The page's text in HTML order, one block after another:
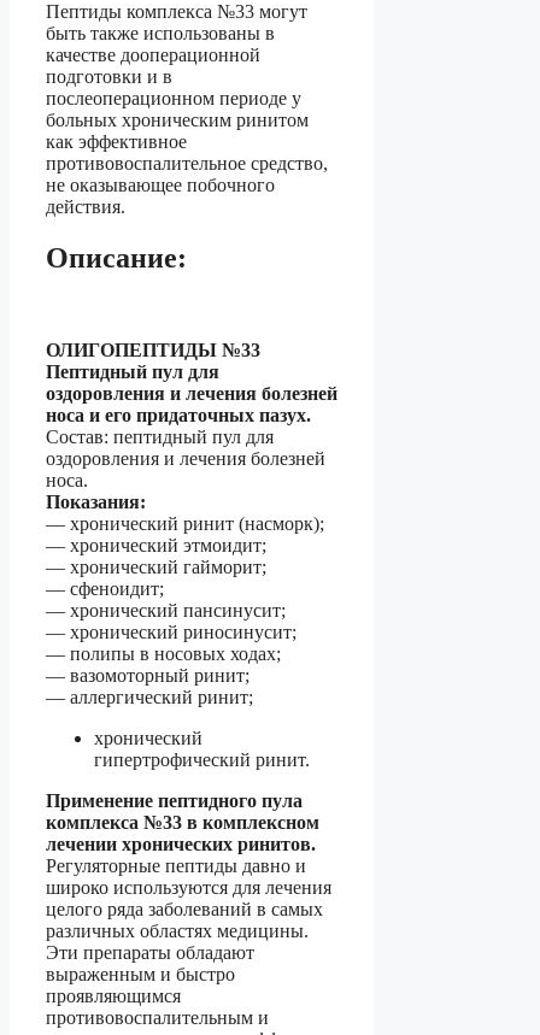
Пептиды комплекса №33 могут
быть также использованы в
качестве дооперационной
подготовки и в
послеоперационном периоде у
больных хроническим ринитом
как эффективное
противовоспалительное средство,
не оказывающее побочного
действия.
Описание:
ОЛИГОПЕПТИДЫ №33
Пептидный пул для
оздоровления и лечения болезней
носа и его придаточных пазух.
Состав: пептидный пул для
оздоровления и лечения болезней
носа.
Показания:
— хронический ринит (насморк);
— хронический этмоидит;
— хронический гайморит;
— сфеноидит;
— хронический пансинусит;
— хронический риносинусит;
— полипы в носовых ходах;
— вазомоторный ринит;
— аллергический ринит;
хронический
гипертрофический ринит.
Применение пептидного пула
комплекса №33 в комплексном
лечении хронических ринитов.
Регуляторные пептиды давно и
широко используются для лечения
целого ряда заболеваний в самых
различных областях медицины.
Эти препараты обладают
выраженным и быстро
проявляющимся
противовоспалительным и